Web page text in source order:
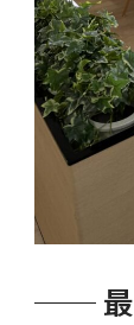
── 最